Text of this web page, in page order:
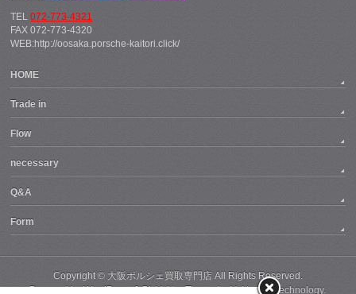
TEL072-773-4321
FAX 072-773-4320
WEB:http://oosaka.porsche-kaitori.click/
HOME
Trade in
Flow
necessary
Q&A
Form
Copyright © 大阪ポルシェ買取専門店All Rights Reserved.
Powered byWordPress&BizVektor ThemebyVektor,Inc. technology.